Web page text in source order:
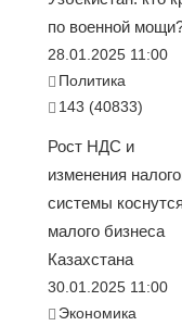
по военной
28.01.2025 11:00
Политика
143 (40833)
Рост НДС и
изменения
системы коснутся
малого бизнеса
Казахстана
30.01.2025 11:00
Экономика